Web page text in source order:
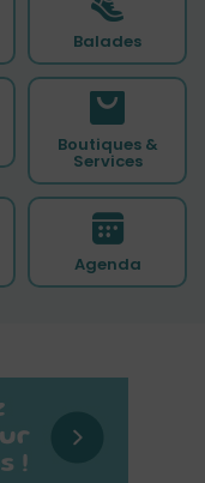
Balades
Boutiques &
Services
Agenda